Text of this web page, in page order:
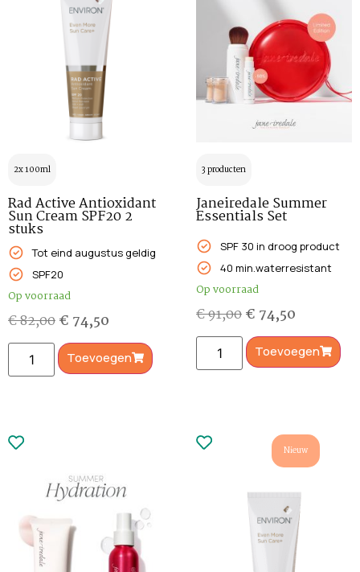
2x 100ml
Rad Active Antioxidant
Sun Cream SPF20 2
stuks
Tot eind augustus geldig
SPF20
Op voorraad
€82,00€ 74,50
Toevoegen
3 producten
Janeiredale Summer
Essentials Set
SPF 30 in droog product
40 min.waterresistant
Op voorraad
€91,00€ 74,50
Toevoegen
Nieuw